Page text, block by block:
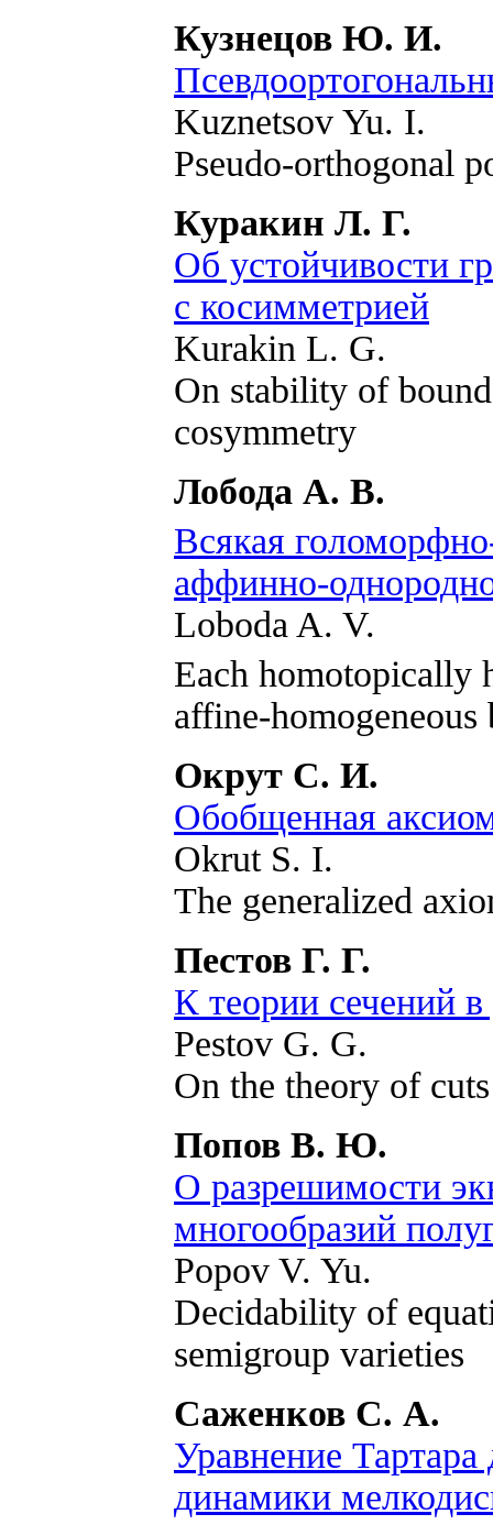
Кузнецов Ю. И.
Kuznetsov Yu. I.
Pseudo-orthogonal
Куракин Л. Г.
Об устойчивости
с косимметрией
Kurakin L. G.
On stability of
cosymmetry
Лобода А. В.
Всякая
аффинно-
Loboda A. V.
Each homotopically
affine-homogeneous
Окрут С. И.
Обобщенная
Okrut S. I.
The generalized
Пестов Г. Г.
К теории сечений
Pestov G. G.
On the theory of
Попов В. Ю.
О разрешимости
многообразий
Popov V. Yu.
Decidability of
semigroup varieties
Саженков С. А.
Уравнение
динамики